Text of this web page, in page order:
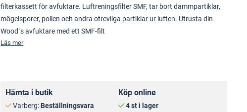
filterkassett för avfuktare. Luftreningsfilter SMF, tar bort dammpartiklar,
mögelsporer, pollen och andra otrevliga partiklar ur luften. Utrusta din
Wood´s avfuktare med ett SMF-filt
Läs mer
Hämta i butik
Varberg: Beställningsvara
Köp online
4 st i lager